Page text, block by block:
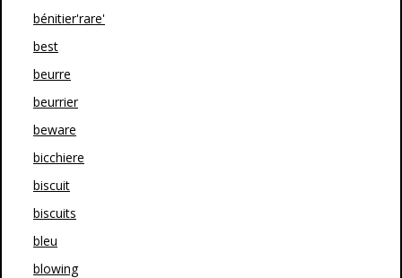
bénitier'rare'
best
beurre
beurrier
beware
bicchiere
biscuit
biscuits
bleu
blowing